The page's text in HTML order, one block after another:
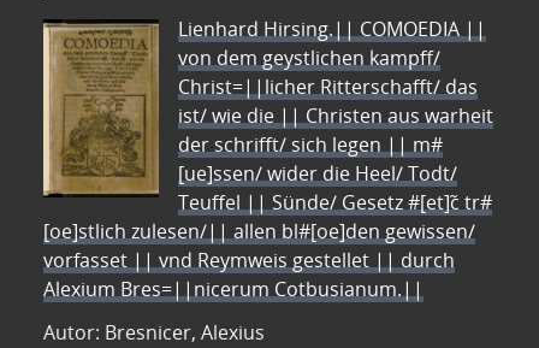
Lienhard Hirsing.|| COMOEDIA ||
von dem geystlichen kampff/
Christ=||licher Ritterschafft/ das
ist/ wie die || Christen aus warheit
der schrifft/ sich legen || m#
[ue]ssen/ wider die Heel/ Todt/
Teuffel || Sünde/ Gesetz #[et]c̃ tr#
[oe]stlich zulesen/|| allen bl#[oe]den gewissen/
vorfasset || vnd Reymweis gestellet || durch
Alexium Bres=||nicerum Cotbusianum.||
Autor: Bresnicer, Alexius